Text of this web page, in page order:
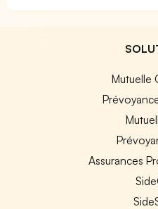
Mutuelle
Assurances